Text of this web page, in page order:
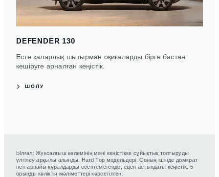
DEFENDER 130
Есте қаларлық шытырман оқиғаларды бірге бастан
кешіруге арналған кеңістік.
ШОЛУ
Ылғал: Жүксалғыш көлемінің мәні кеңістікке сұйықтық толтыруды
үлгілеу арқылы алынды. Hard Top модельдері: Соның ішінде домкрат
пен арнайы құралдарды есептемегенде, еден астындағы кеңістік. 5
орынды көліктің мәліметтері көрсетілген.